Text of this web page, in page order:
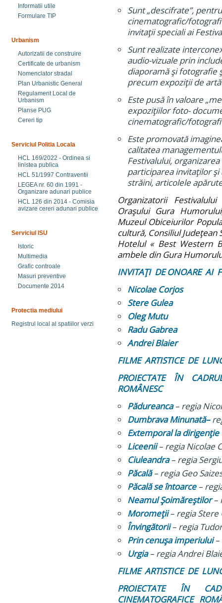
Informatii utile
Formulare TIP
Urbanism
Autorizatii de construire
Certificate de urbanism
Nomenclator stradal
Plan Urbanistic General
Regulament Local de
Urbanism
Planse PUG
Cereri tip
Serviciul Politia Locala
HCL 169/2022 - Ordinea si
linistea publica
HCL 51/1997 Contraventii
LEGEA nr. 60 din 1991 -
Organizare adunari publice
HCL 126 din 2014 - Comisia
avizare cereri adunari publice
Serviciul ISU
Istoric
Multimedia
Grafic controale
Masuri preventive
Documente 2014
Protectia mediului
Registrul local al spatiilor verzi
Sunt „descifrate”,
cinematografic/
invitaţii speciali ai
Sunt realizate
audio-vizuale prin
diaporamă şi fotografie
precum expoziţii de
Este pusă în valoare
expoziţiilor foto-
cinematografic/
Este promovată
calitatea
Festivalului,
participarea invitaţilor
străini, articolele
Organizatorii
Oraşului Gura
Muzeul Obiceiurilor
cultură, Consiliul Judeţean
Hotelul « Best Western
ambele din Gura
INVITAŢI DE ONOARE AI
Nicolae Corjos
Stere Gulea
Oleg Mutu
Radu Gabrea
Andrei Blaier
FILME ARTISTICE DE
PROIECTATE ÎN
ROMÂNESC
Pădureanca– regia
Dumbrava Minunată–
Extemporal la dirigenţie
Liceenii– regia Nicolae
Ciuleandra– regia
Păcală– regia Geo
Păcală se întoarce–
Neamul Şoimăreştilor–
Moromeţii– regia Stere
Învingătorii– regia
Prin cenuşa imperiului
Urgia– regia Andrei
FILME ARTISTICE DE
PROIECTATE ÎN
CINEMATOGRAFICE